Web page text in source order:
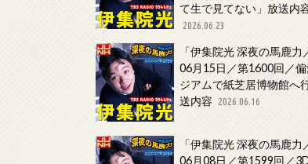
て生で見てない」放送内
2026.06.23
「伊集院光 深夜の馬鹿力
06月15日／第1600回／
ジアムで紙芝居博物館へ
送内容
2026.06.16
「伊集院光 深夜の馬鹿力
06月08日／第1599回／